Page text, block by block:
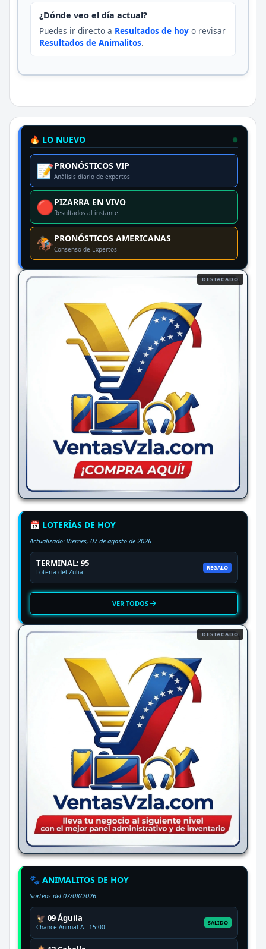
¿Dónde veo el día actual?
Puedes ir directo a Resultados de hoy o revisar
Resultados de Animalitos.
🔥 LO NUEVO
📝PRONÓSTICOS VIP
Análisis diario de expertos
🔴PIZARRA EN VIVO
Resultados al instante
🏇PRONÓSTICOS AMERICANAS
Consenso de Expertos
DESTACADO
📅 LOTERÍAS DE HOY
Actualizado: Viernes, 07 de agosto de 2026
TERMINAL: 95
Loteria del Zulia
REGALO
VER TODOS
DESTACADO
🐾 ANIMALITOS DE HOY
Sorteos del 07/08/2026
🦅 09 Águila
Chance Animal A - 15:00
SALIDO